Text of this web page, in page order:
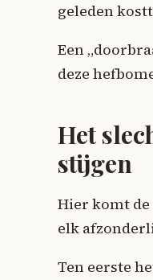
geleden
Een
deze
Het
stijgen
Hier komt
elk
Ten eerste